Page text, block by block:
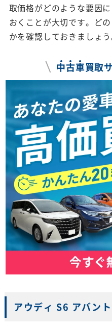
取価格がどのような要因
おくことが大切です。ど
かを確認しておきましょう
中古車買取
アウディ S6 アバン